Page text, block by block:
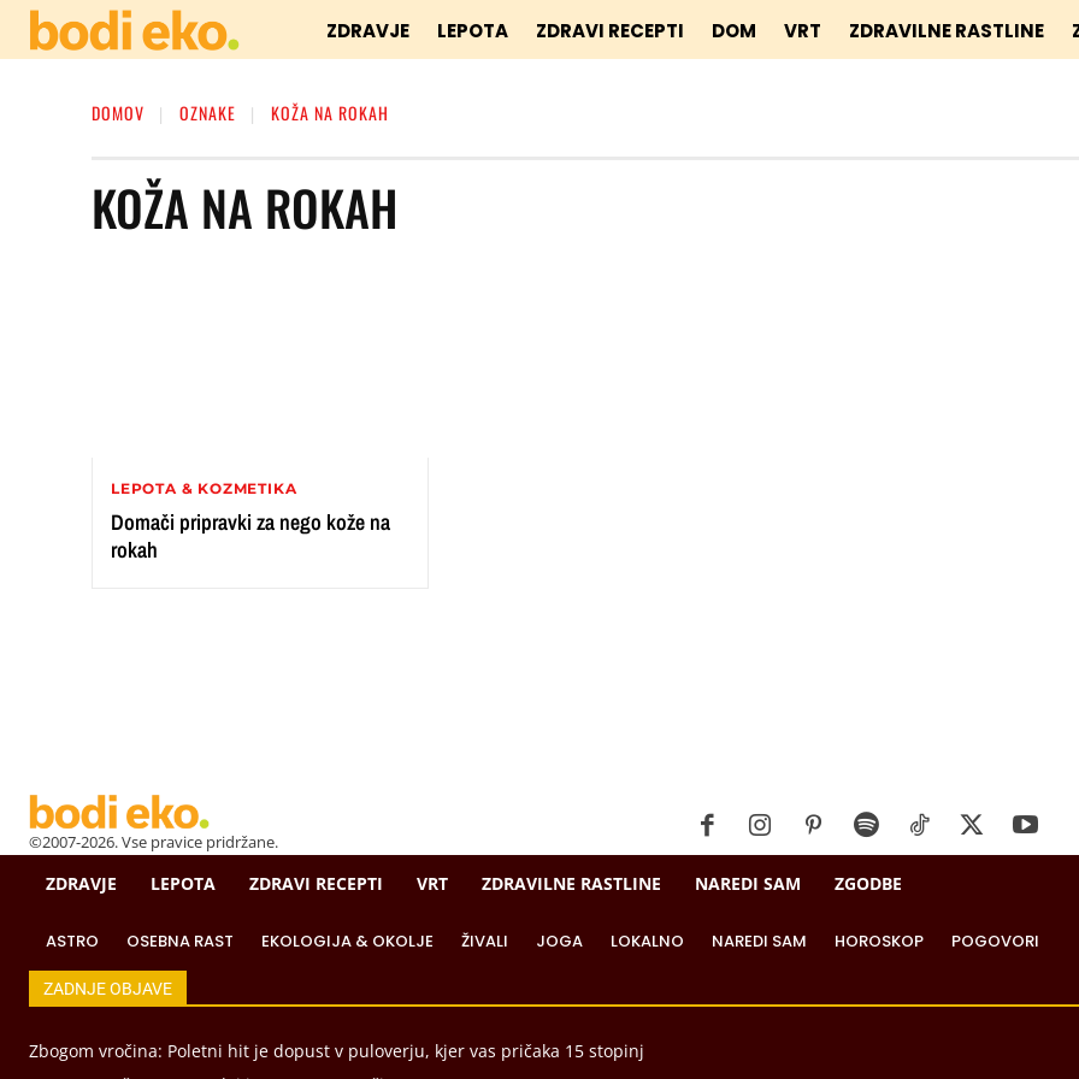
ZDRAVJE LEPOTA ZDRAVI RECEPTI DOM VRT ZDRAVILNE RASTLINE
DOMOV OZNAKE KOŽA NA ROKAH
KOŽA NA ROKAH
LEPOTA & KOZMETIKA
Domači pripravki za nego kože na
rokah
©2007-2026. Vse pravice pridržane.
ZDRAVJE LEPOTA ZDRAVI RECEPTI VRT ZDRAVILNE RASTLINE NAREDI SAM ZGODBE
ASTRO OSEBNA RAST EKOLOGIJA & OKOLJE ŽIVALI JOGA LOKALNO NAREDI SAM HOROSKOP POGOVORI
ZADNJE OBJAVE
Zbogom vročina: Poletni hit je dopust v puloverju, kjer vas pričaka 15 stopinj